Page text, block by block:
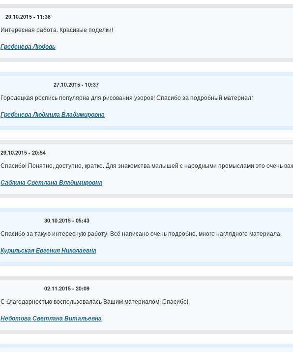
20.10.2015 - 11:38
Интересная работа. Красивые поделки!
Гребенева Любовь
27.10.2015 - 10:37
Городецкая роспись популярна для рисования узоров! Спасибо за подробный материал1
Гребенева Людмила Владимировна
29.10.2015 - 20:54
Спасибо! Понятно, доступно, кратко. Для знакомства малышей с народными промыслами это очень
Саблина Светлана Владимировна
30.10.2015 - 05:43
Спасибо за такую интересную работу. Всё написано очень подробно, много наглядного материала.
Курильская Евгения Николаевна
02.11.2015 - 20:09
С благодарностью воспользовалась Вашим материалом! Спасибо!
Неботова Светлана Витальевна